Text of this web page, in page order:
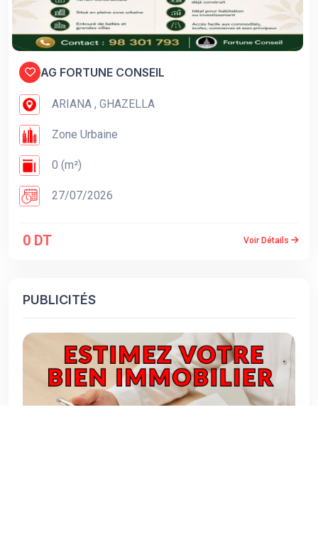
AG FORTUNE CONSEIL
ARIANA , GHAZELLA
Zone Urbaine
0 (m²)
27/07/2026
0 DT Voir Détails
PUBLICITÉS